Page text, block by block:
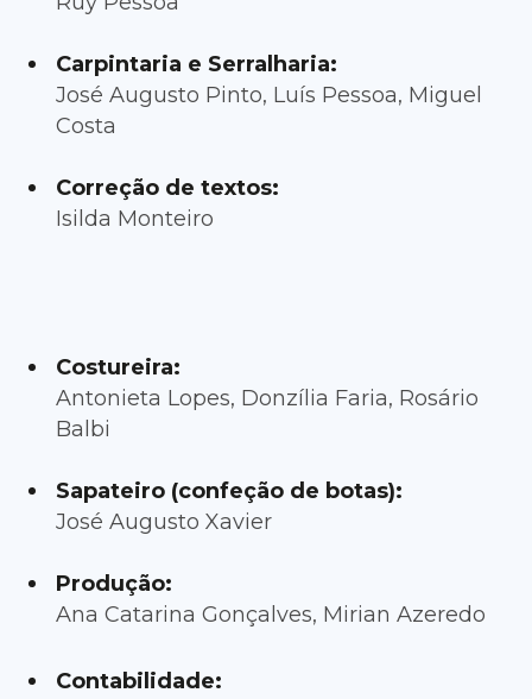
Carpintaria e Serralharia:
José Augusto Pinto, Luís Pessoa, Miguel
Costa
Correção de textos:
Isilda Monteiro
Costureira:
Antonieta Lopes, Donzília Faria, Rosário
Balbi
Sapateiro (confeção de botas):
José Augusto Xavier
Produção:
Ana Catarina Gonçalves, Mirian Azeredo
Contabilidade: